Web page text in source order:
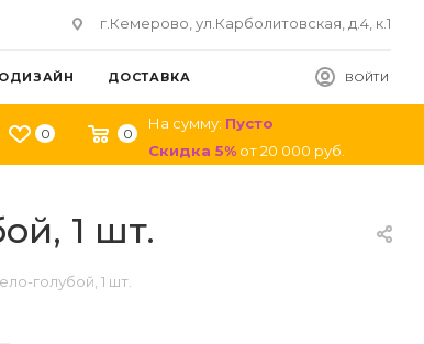
г.Кемерово, ул.Карболитовская, д.4, к.1
ВОЙТИ
ДОСТАВКА
0 0
На сумму: Пусто
Скидка 5% от20 000 руб.
1 шт.
голубой, 1 шт.